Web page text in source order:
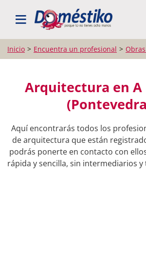
BUSCAR PROFESIONALES
Inicio Encuentra un profesional
Arquitectura en A
Aquí encontrarás todos los
de arquitectura que están
podrás ponerte en contacto con
rápida y sencilla, sin intermediarios